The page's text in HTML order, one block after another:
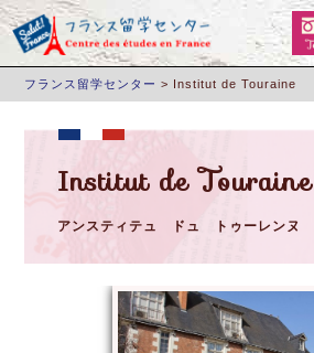
フランス留学センター > Institut de Touraine
Institut de Touraine
アンスティテュ ドュ トゥーレンヌ